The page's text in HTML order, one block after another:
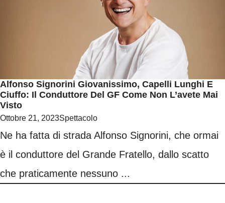
Alfonso Signorini Giovanissimo, Capelli Lunghi E
Ciuffo: Il Conduttore Del GF Come Non L’avete Mai
Visto
Ottobre 21, 2023Spettacolo
Ne ha fatta di strada Alfonso Signorini, che ormai
è il conduttore del Grande Fratello, dallo scatto
che praticamente nessuno ...